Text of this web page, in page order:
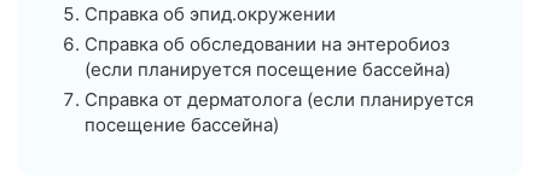
Справка об эпид.окружении
Справка об обследовании на энтеробиоз
(если планируется посещение бассейна)
Справка от дерматолога (если планируется
посещение бассейна)